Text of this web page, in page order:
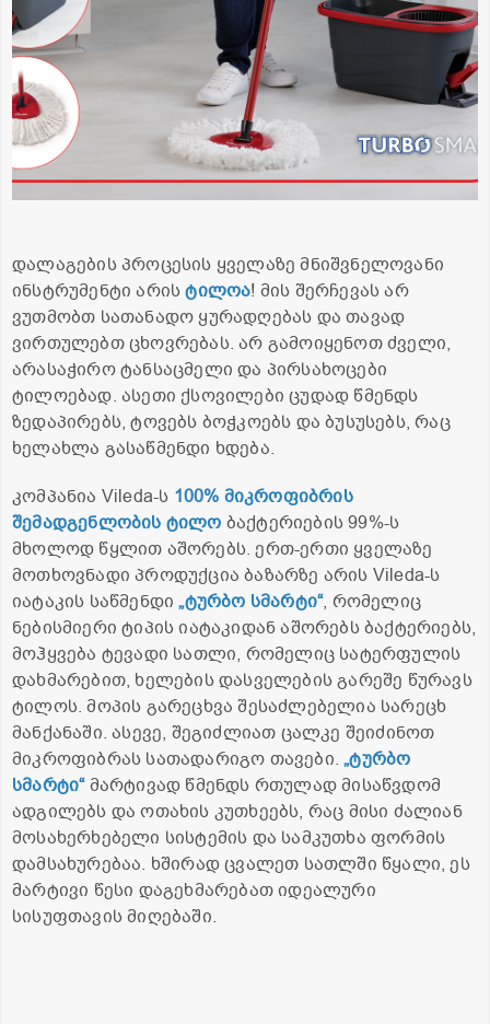
დალაგების პროცესის ყველაზე მნიშვნელოვანი
ინსტრუმენტი არისტილოა! მის შერჩევას არ
ვუთმობთ სათანადო ყურადღებას და თავად
ვირთულებთ ცხოვრებას. არ გამოიყენოთ ძველი,
არასაჭირო ტანსაცმელი და პირსახოცები
ტილოებად. ასეთი ქსოვილები ცუდად წმენდს
ზედაპირებს, ტოვებს ბოჭკოებს და ბუსუსებს, რაც
ხელახლა გასაწმენდი ხდება.
კომპანია Vileda-ს 100% მიკროფიბრის
შემადგენლობის ტილო ბაქტერიების 99%-ს
მხოლოდ წყლით აშორებს. ერთ-ერთი ყველაზე
მოთხოვნადი პროდუქცია ბაზარზე არის Vileda-ს
იატაკის საწმენდი„ტურბო სმარტი“, რომელიც
ნებისმიერი ტიპის იატაკიდან აშორებს ბაქტერიებს,
მოჰყვება ტევადი სათლი, რომელიც სატერფულის
დახმარებით, ხელების დასველების გარეშე წურავს
ტილოს. მოპის გარეცხვა შესაძლებელია სარეცხ
მანქანაში. ასევე, შეგიძლიათ ცალკე შეიძინოთ
მიკროფიბრას სათადარიგო თავები.„ტურბო
სმარტი“მარტივად წმენდს რთულად მისაწვდომ
ადგილებს და ოთახის კუთხეებს, რაც მისი ძალიან
მოსახერხებელი სისტემის და სამკუთხა ფორმის
დამსახურებაა. ხშირად ცვალეთ სათლში წყალი, ეს
მარტივი წესი დაგეხმარებათ იდეალური
სისუფთავის მიღებაში.